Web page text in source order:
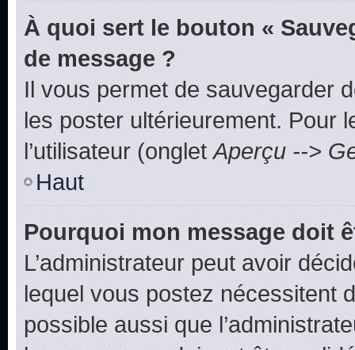
À quoi sert le bouton «
de message ?
Il vous permet de sauvegarder
les poster ultérieurement. Pour
l’utilisateur (ongletAperçu -->
Haut
Pourquoi mon message doit
L’administrateur peut avoir
lequel vous postez nécessitent
possible aussi que